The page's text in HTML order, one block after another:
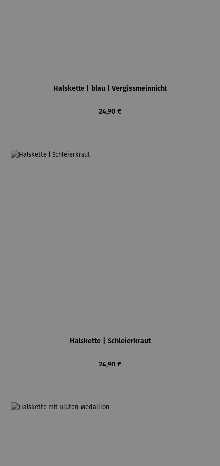
Halskette | blau | Vergissmeinnicht
Regulärer Preis:
24,90 €
Halskette | Schleierkraut
Regulärer Preis:
24,90 €